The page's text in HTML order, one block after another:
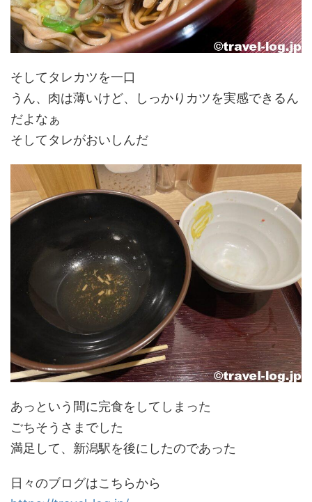
そしてタレカツを一口
うん、肉は薄いけど、しっかりカツを実感できるん
だよなぁ
そしてタレがおいしんだ
あっという間に完食をしてしまった
ごちそうさまでした
満足して、新潟駅を後にしたのであった
日々のブログはこちらから